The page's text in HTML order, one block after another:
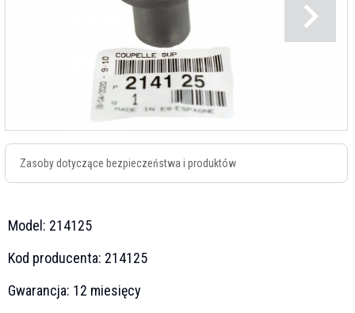
Zasoby dotyczące bezpieczeństwa i produktów
Model: 214125
Kod producenta: 214125
Gwarancja: 12 miesięcy